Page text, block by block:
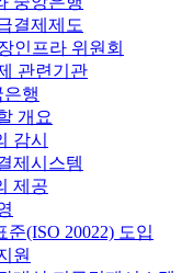
결제제도
인프라 위원회
관련기관
행
개요
감시
제시스템
제공
(ISO 20022) 도입
원